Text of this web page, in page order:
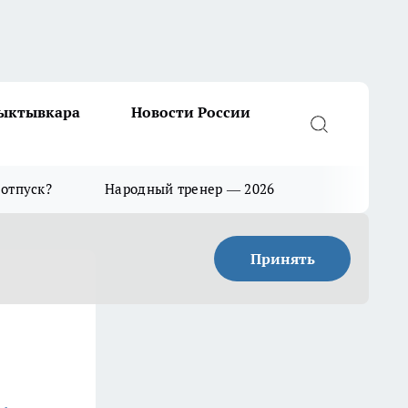
Новости России
Народный тренер — 2026
Принять